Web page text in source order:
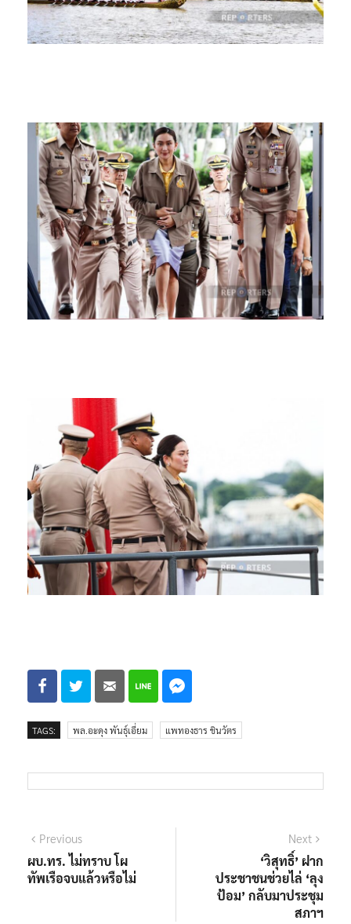
TAGS: พล.อะดุง พันธุ์เอี่ยม แพทองธาร ชินวัตร
แนะแนว
เรื่อง
PreviousPrevious
post:
ผบ.ทร. ไม่ทราบ โผ
ทัพเรือจบแล้วหรือไม่
Next
‘วิสุทธิ์’ ฝาก
ประชาชนช่วยไล่ ‘ลุง
ป้อม’ กลับมาประชุม
สภาฯ